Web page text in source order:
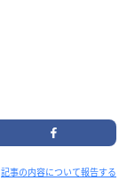
記事の内容について報告する